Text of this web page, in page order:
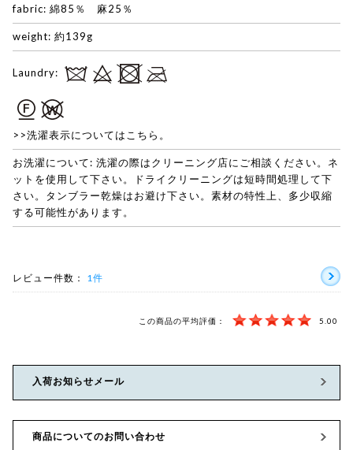
fabric: 綿85％ 麻25％
weight: 約139g
Laundry:
>>洗濯表示についてはこちら。
お洗濯について: 洗濯の際はクリーニング店にご相談ください。ネ
ットを使用して下さい。ドライクリーニングは短時間処理して下
さい。タンブラー乾燥はお避け下さい。素材の特性上、多少収縮
する可能性があります。
レビュー件数： 1件
この商品の平均評価： 5.00
入荷お知らせメール
商品についてのお問い合わせ